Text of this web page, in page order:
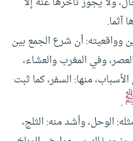
آثما.
وواقعيته: أن شرع الجمع بين
وفي المغرب والعشاء،
منها: السفر، كما ثبت
.
الوحل، وأشد منه: الثلج،